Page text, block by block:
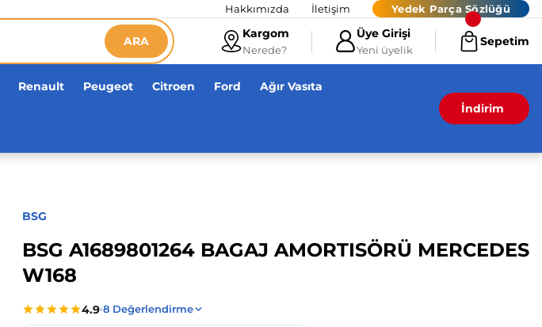
Hakkımızda İletişim Yedek Parça Sözlüğü
ARA
Kargom
Nerede?
Üye Girişi
Yeni üyelik
Sepetim
Renault Peugeot Citroen Ford Ağır Vasıta
İndirim
BSG
BSG A1689801264 BAGAJ AMORTISÖRÜ MERCEDES
W168